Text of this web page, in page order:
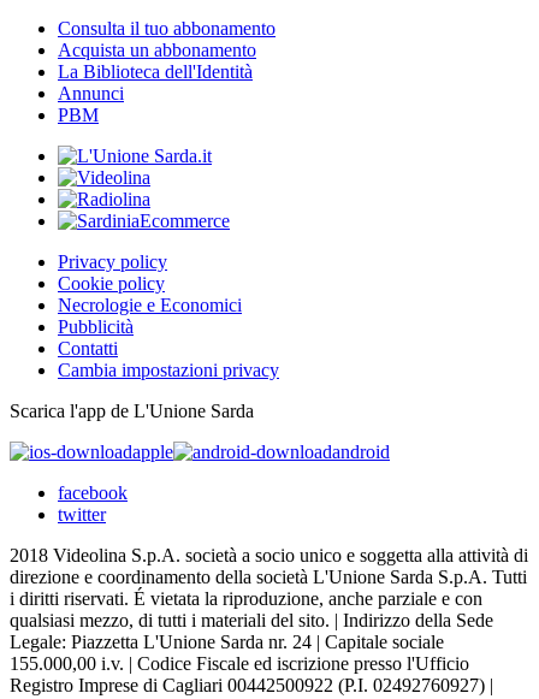
Consulta il tuo abbonamento
Acquista un abbonamento
La Biblioteca dell'Identità
Annunci
PBM
Privacy policy
Cookie policy
Necrologie e Economici
Pubblicità
Contatti
Cambia impostazioni privacy
Scarica l'app de L'Unione Sarda
apple
android
facebook
twitter
2018 Videolina S.p.A. società a socio unico e soggetta alla attività di
direzione e coordinamento della società L'Unione Sarda S.p.A. Tutti
i diritti riservati. É vietata la riproduzione, anche parziale e con
qualsiasi mezzo, di tutti i materiali del sito. | Indirizzo della Sede
Legale: Piazzetta L'Unione Sarda nr. 24 | Capitale sociale
155.000,00 i.v. | Codice Fiscale ed iscrizione presso l'Ufficio
Registro Imprese di Cagliari 00442500922 (P.I. 02492760927) |